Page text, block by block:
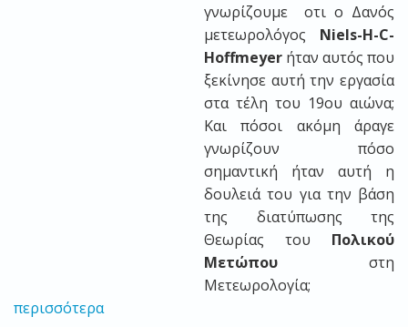
γνωρίζουμε οτι ο Δανός
μετεωρολόγος Niels-H-C-
Hoffmeyer ήταν αυτός που
ξεκίνησε αυτή την εργασία
στα τέλη του 19ου αιώνα;
Και πόσοι ακόμη άραγε
γνωρίζουν πόσο
σημαντική ήταν αυτή η
δουλειά του για την βάση
της διατύπωσης της
Θεωρίας του Πολικού
Μετώπου στη
Μετεωρολογία;
περισσότερα